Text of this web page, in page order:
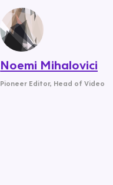
Noemi Mihalovici
Pioneer Editor, Head of Video